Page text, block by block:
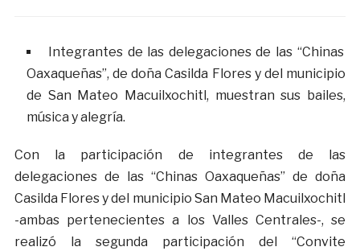
Integrantes de las delegaciones de las “Chinas
Oaxaqueñas”, de doña Casilda Flores y del municipio
de San Mateo Macuilxochitl, muestran sus bailes,
música y alegría.
Con la participación de integrantes de las
delegaciones de las “Chinas Oaxaqueñas” de doña
Casilda Flores y del municipio San Mateo Macuilxochitl
-ambas pertenecientes a los Valles Centrales-, se
realizó la segunda participación del “Convite